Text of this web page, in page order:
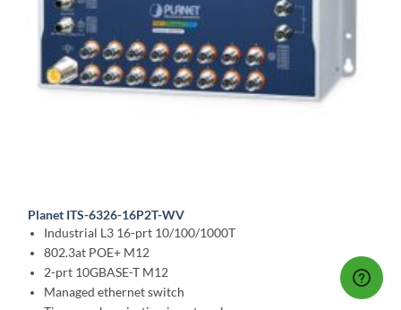
Planet ITS-6326-16P2T-WV
Industrial L3 16-prt 10/100/1000T
802.3at POE+ M12
2-prt 10GBASE-T M12
Managed ethernet switch